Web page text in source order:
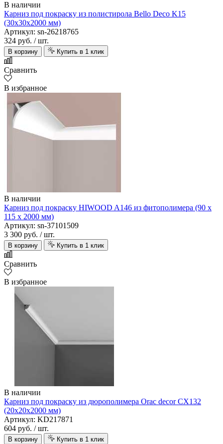
В наличии
Карниз под покраску из полистирола Bello Deco K15
(30х30х2000 мм)
Артикул: sn-26218765
324 руб. / шт.
В корзину Купить в 1 клик
Сравнить
В избранное
В наличии
Карниз под покраску HIWOOD A146 из фитополимера (90 х
115 х 2000 мм)
Артикул: sn-37101509
3 300 руб. / шт.
В корзину Купить в 1 клик
Сравнить
В избранное
В наличии
Карниз под покраску из дюрополимера Orac decor CX132
(20х20х2000 мм)
Артикул: KD217871
604 руб. / шт.
В корзину Купить в 1 клик